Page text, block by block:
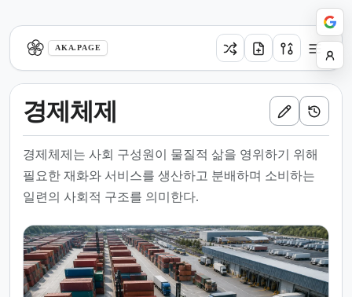
AKA.PAGE
경제체제
경제체제는 사회 구성원이 물질적 삶을 영위하기 위해
필요한 재화와 서비스를 생산하고 분배하며 소비하는
일련의 사회적 구조를 의미한다.